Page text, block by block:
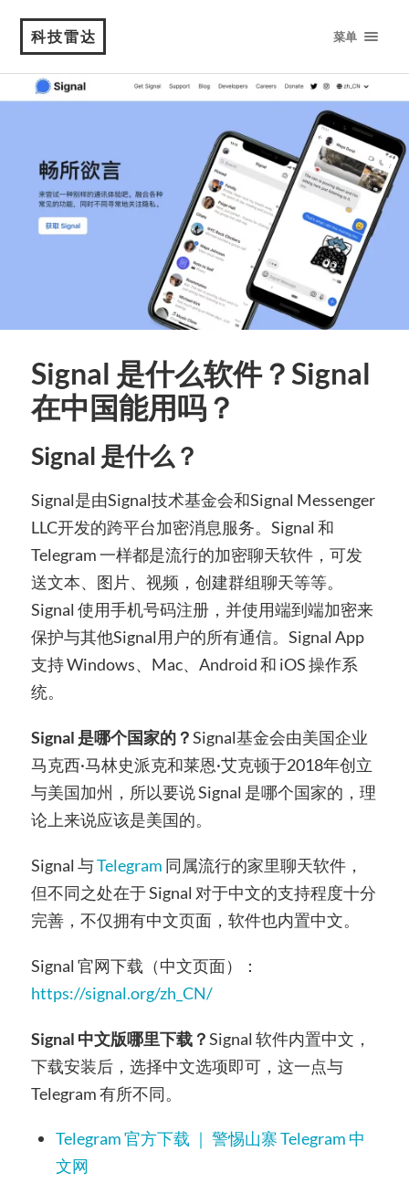
科技雷达 菜单
Signal 是什么软件？Signal
在中国能用吗？
Signal 是什么？
Signal是由Signal技术基金会和Signal Messenger
LLC开发的跨平台加密消息服务。Signal 和
Telegram 一样都是流行的加密聊天软件，可发
送文本、图片、视频，创建群组聊天等等。
Signal 使用手机号码注册，并使用端到端加密来
保护与其他Signal用户的所有通信。Signal App
支持 Windows、Mac、Android 和 iOS 操作系
统。
Signal 是哪个国家的？Signal基金会由美国企业
马克西·马林史派克和莱恩·艾克顿于2018年创立
与美国加州，所以要说 Signal 是哪个国家的，理
论上来说应该是美国的。
Signal 与Telegram 同属流行的家里聊天软件，
但不同之处在于 Signal 对于中文的支持程度十分
完善，不仅拥有中文页面，软件也内置中文。
Signal 官网下载（中文页面）：
https://signal.org/zh_CN/
Signal 中文版哪里下载？Signal 软件内置中文，
下载安装后，选择中文选项即可，这一点与
Telegram 有所不同。
Telegram 官方下载 ｜ 警惕山寨 Telegram 中
文网